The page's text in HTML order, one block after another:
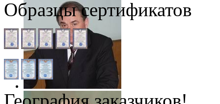
Образцы сертификатов